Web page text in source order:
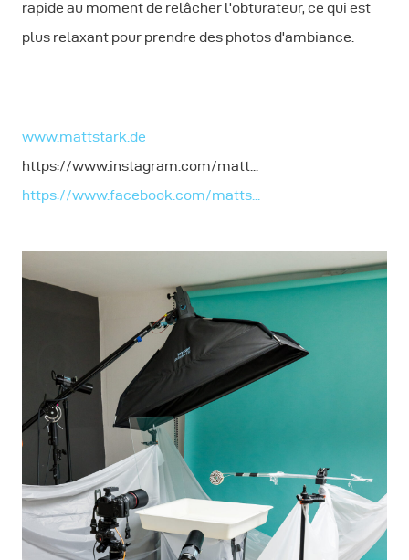
rapide au moment de relâcher l'obturateur, ce qui est
plus relaxant pour prendre des photos d'ambiance.
www.mattstark.de
https://www.instagram.com/matt...
https://www.facebook.com/matts...